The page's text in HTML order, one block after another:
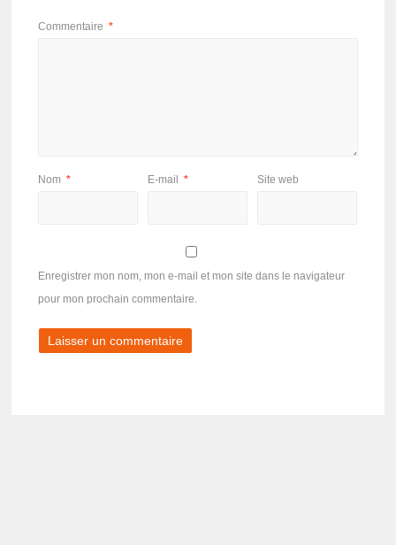
Commentaire *
Nom * E-mail * Site web
Enregistrer mon nom, mon e-mail et mon site dans le navigateur
pour mon prochain commentaire.